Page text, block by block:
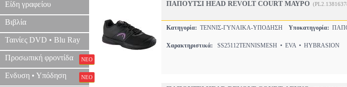
Είδη γραφείου
Βιβλία
Ταινίες DVD • Blu Ray
Προσωπική φροντίδα ΝΕΟ
Ενδυση • Υπόδηση ΝΕΟ
ΠΑΠΟΥΤΣΙ HEAD REVOLT COURT ΜΑΥΡΟ
Κατηγορία: ΤΕΝΝΙΣ-ΓΥΝΑΙΚΑ-ΥΠΟΔΗΣΗ Υποκατηγορία:
Χαρακτηριστικά: SS25112TENNISMESH • EVA • HYBRASION